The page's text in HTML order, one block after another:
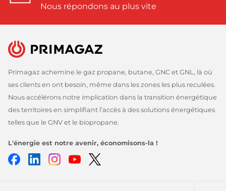
Nous répondons au plus vite
Primagaz achemine le gaz propane, butane, GNC et GNL, là où
ses clients en ont besoin, même dans les zones les plus reculées.
Nous accélérons notre implication dans la transition énergétique
des territoires en simplifiant l’accès à des solutions énergétiques
telles que le GNV et le biopropane.
L'énergie est notre avenir, économisons-la !
FacebookLinkedInInstagram
Youtube